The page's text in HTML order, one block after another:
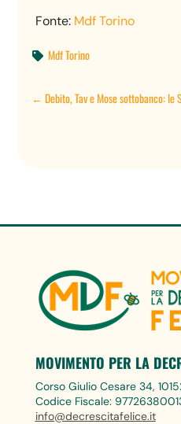
Fonte: Mdf Torino
 Mdf Torino
←Debito, Tav e Mose sottobanco:
MOVIMENTO PER LA
Corso Giulio Cesare 34,
Codice Fiscale:
info@decrescitafelice.it